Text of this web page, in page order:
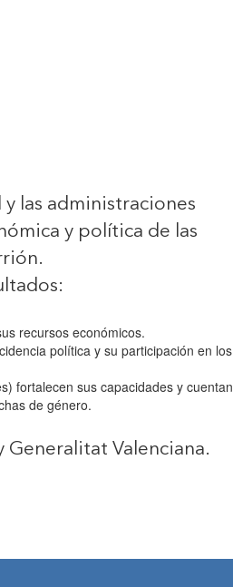
las administraciones
y política de las
recursos económicos.
política y su participación en los
fortalecen sus capacidades y cuentan
de género.
Generalitat Valenciana.